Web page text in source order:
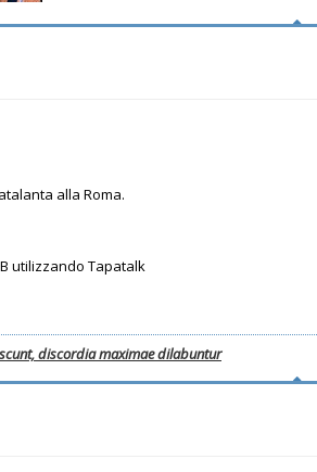
alla Roma.
utilizzando Tapatalk
discordia maximae dilabuntur